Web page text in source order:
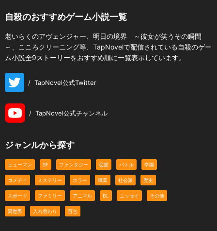
自殺のおすすめゲーム小説一覧
老いらくのアヴェンジャー、明日の境界 ～彼女が笑うその瞬間
～、こころクリーニング等、TapNovelで配信されている自殺のゲー
ム小説全9ストーリーをおすすめ順に一覧表示しています。
/ TapNovel公式Twitter
/ TapNovel公式チャンネル
ジャンルから探す
ヒューマン SF ファンタジー 恋愛 バトル 学園
コメディ ミステリー ホラー 職業 社会派 歴史
スポーツ ファミリー アニマル BL エッセイ その他
異世界 入れ替わり 百合